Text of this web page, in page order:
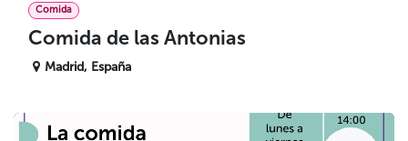
Comida
Comida de las Antonias
Madrid, España